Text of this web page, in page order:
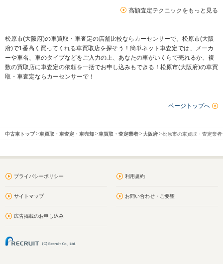
高額査定テクニックをもっと見る
松原市(大阪府)の車買取・車査定の店舗比較ならカーセンサーで。松原市(大阪
府)で1番高く買ってくれる車買取店を探そう！簡単ネット車査定では、メーカ
ーや車名、車のタイプなどをご入力の上、あなたの車がいくらで売れるか、複
数の買取店に車査定の依頼を一括でお申し込みもできる！松原市(大阪府)の車買
取・車査定ならカーセンサーで！
ページトップへ
中古車トップ 車買取・車査定・車売却 車買取・査定業者 大阪府 松原市の車買取・査定業者
プライバシーポリシー 利用規約
サイトマップ お問い合わせ・ご要望
広告掲載のお申し込み